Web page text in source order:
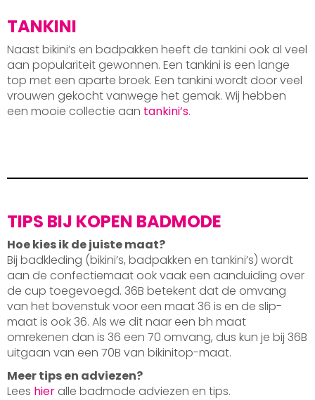
TANKINI
Naast bikini’s en badpakken heeft de tankini ook al veel
aan populariteit gewonnen. Een tankini is een lange
top met een aparte broek. Een tankini wordt door veel
vrouwen gekocht vanwege het gemak. Wij hebben
een mooie collectie aan tankini’s.
TIPS BIJ KOPEN BADMODE
Hoe kies ik de juiste maat?
Bij badkleding (bikini’s, badpakken en tankini’s) wordt
aan de confectiemaat ook vaak een aanduiding over
de cup toegevoegd. 36B betekent dat de omvang
van het bovenstuk voor een maat 36 is en de slip-
maat is ook 36. Als we dit naar een bh maat
omrekenen dan is 36 een 70 omvang, dus kun je bij 36B
uitgaan van een 70B van bikinitop-maat.
Meer tips en adviezen?
Lees hier alle badmode adviezen en tips.